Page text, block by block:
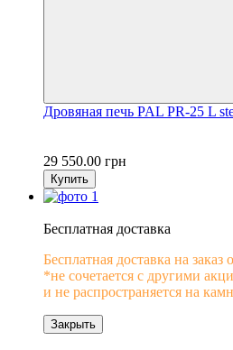
Дровяная печь PAL PR-25 L
29 550.00 грн
Купить
Бесплатная доставка
Бесплатная доставка на заказ
*не сочетается с другими
и не распространяется на
Закрыть